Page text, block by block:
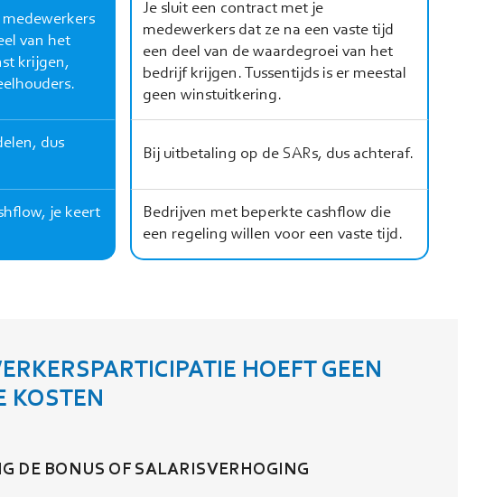
van het
krijgen,
Je sluit een contract met je
medewerkers dat ze na een vaste tijd
een deel van de waardegroei van het
bedrijf krijgen. Tussentijds is er meestal
geen winstuitkering.
dus
Bij uitbetaling op de SARs, dus achteraf.
je keert
Bedrijven met beperkte cashflow die
een regeling willen voor een vaste tijd.
HOEFT GEEN
KOSTEN
DE BONUS OF SALARISVERHOGING